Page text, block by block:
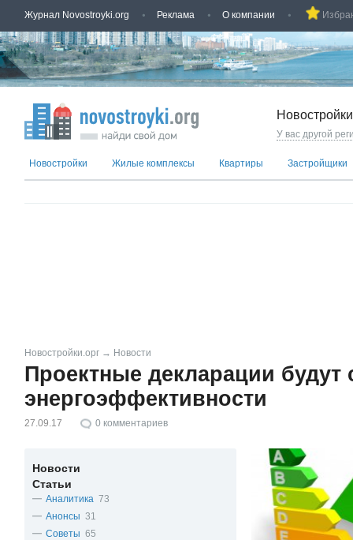
Журнал Novostroyki.org Реклама О компании
У вас другой
Новостройки Жилые комплексы Квартиры Застройщики
Новостройки.орг → Новости
Проектные декларации
энергоэффективности
27.09.17 0 комментариев
Новости
Статьи
Аналитика 73
Анонсы 31
Советы 65